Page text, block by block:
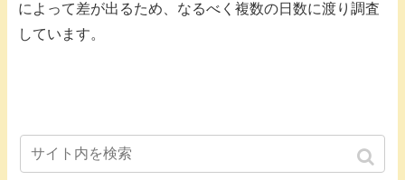
によって差が出るため、なるべく複数の日数に渡り調査
しています。